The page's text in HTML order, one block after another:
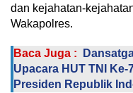
dan kejahatan-
Wakapolres.
Baca Juga :
Upacara HUT TNI
Presiden Republik